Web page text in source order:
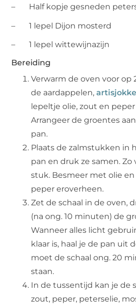
– Half kopje gesneden
– 1 lepel Dijon mosterd
– 1 lepel wittewijnazijn
Bereiding
Verwarm de oven voor op
de aardappelen,
lepeltje olie, zout en
Arrangeer de groentes
pan.
Plaats de zalmstukken in
pan en druk ze samen. Zo
stuk. Besmeer met olie
peper eroverheen.
Zet de schaal in de oven,
(na ong. 10 minuten) de
Wanneer alles licht
klaar is, haal je de pan uit
moet de schaal ong. 20
staan.
In de tussentijd kan je de
zout, peper, peterselie,